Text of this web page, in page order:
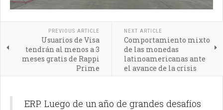
PREVIOUS ARTICLE
Usuarios de Visa
tendrán al menos a 3
meses gratis de Rappi
Prime
NEXT ARTICLE
Comportamiento mixto
de las monedas
latinoamericanas ante
el avance de la crisis
ERP. Luego de un año de grandes desafíos